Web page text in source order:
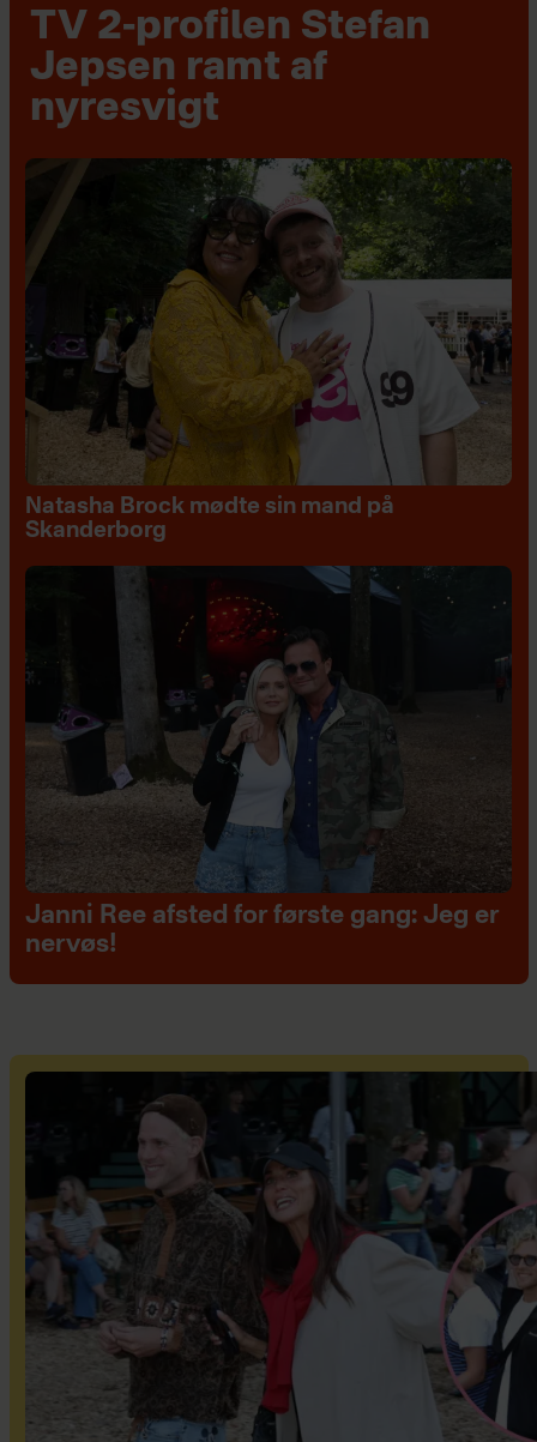
TV 2-profilen Stefan
Jepsen ramt af
nyresvigt
Natasha Brock mødte sin mand på
Skanderborg
Janni Ree afsted for første gang: Jeg er
nervøs!